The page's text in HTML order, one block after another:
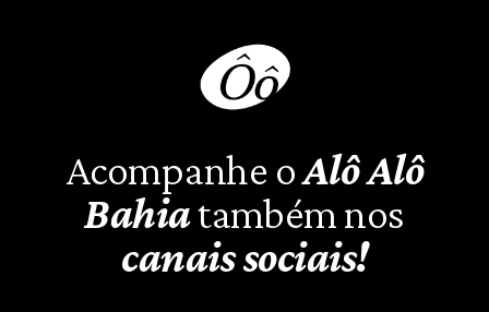
Acompanhe oAlô Alô
Bahiatambém nos
canais sociais!